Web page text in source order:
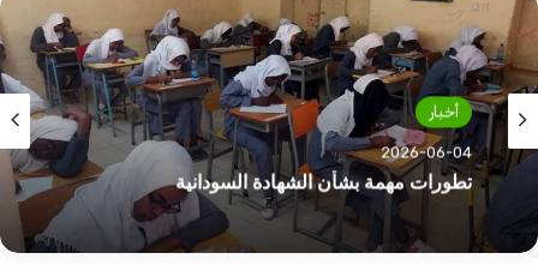
أخبار
2026-06-04
مواضيع هامة
2026-06-03
بيان مهم من مجلس المهن الموسيقية